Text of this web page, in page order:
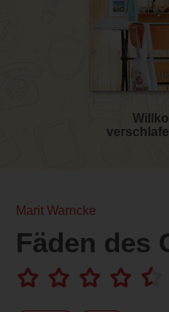
Marit Warncke
Fäden des